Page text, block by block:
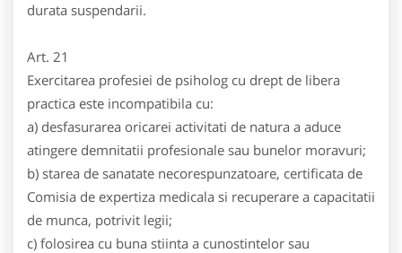
durata suspendarii.
Art. 21
Exercitarea profesiei de psiholog cu drept de libera
practica este incompatibila cu:
a) desfasurarea oricarei activitati de natura a aduce
atingere demnitatii profesionale sau bunelor moravuri;
b) starea de sanatate necorespunzatoare, certificata de
Comisia de expertiza medicala si recuperare a capacitatii
de munca, potrivit legii;
c) folosirea cu buna stiinta a cunostintelor sau